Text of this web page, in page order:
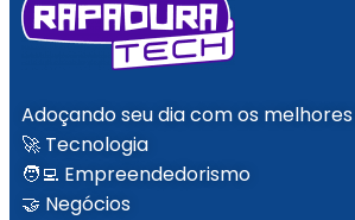
Instituto Atlântico lança
Adoçando seu dia com os
🚀 Tecnologia
🧑‍💻 Empreendedorismo
🤝 Negócios